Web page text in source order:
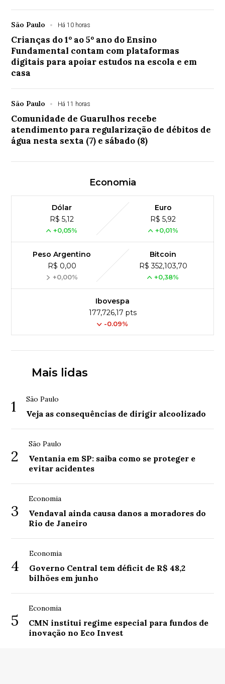
São Paulo Há 10 horas
Crianças do 1º ao 5º ano do Ensino
Fundamental contam com plataformas
digitais para apoiar estudos na escola e em
casa
São Paulo Há 11 horas
Comunidade de Guarulhos recebe
atendimento para regularização de débitos de
água nesta sexta (7) e sábado (8)
Economia
Dólar
R$ 5,12
+0,05%
Euro
R$ 5,92
+0,01%
Peso Argentino
R$ 0,00
+0,00%
Bitcoin
R$ 352,103,70
+0,38%
Ibovespa
177,726,17 pts
-0.09%
Mais lidas
1 São Paulo
Veja as consequências de dirigir alcoolizado
2
São Paulo
Ventania em SP: saiba como se proteger e
evitar acidentes
3
Economia
Vendaval ainda causa danos a moradores do
Rio de Janeiro
4
Economia
Governo Central tem déficit de R$ 48,2
bilhões em junho
5
Economia
CMN institui regime especial para fundos de
inovação no Eco Invest